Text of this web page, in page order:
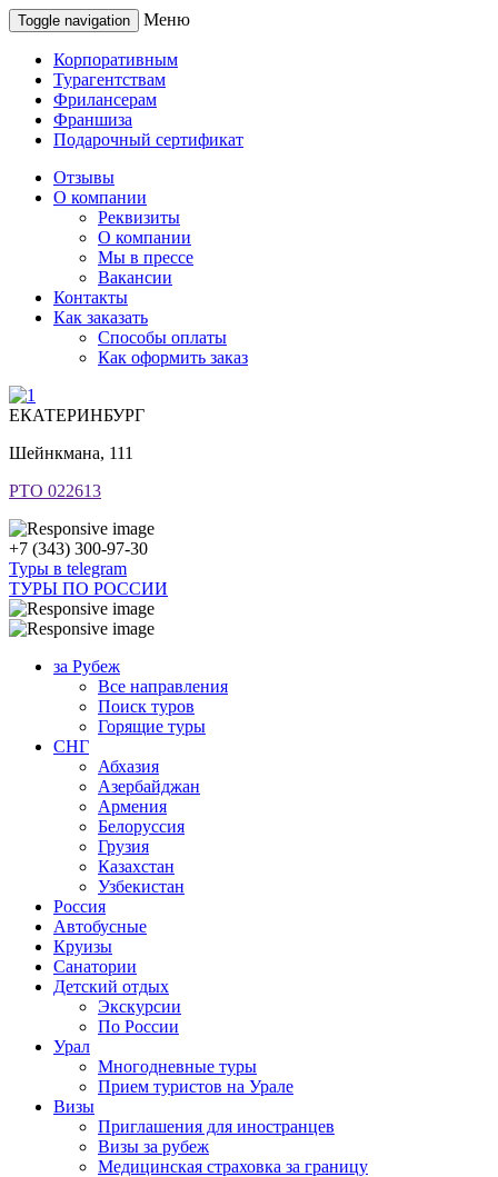
Toggle navigation Меню
Корпоративным
Турагентствам
Фрилансерам
Франшиза
Подарочный сертификат
Отзывы
О компании
Реквизиты
О компании
Мы в прессе
Вакансии
Контакты
Как заказать
Способы оплаты
Как оформить заказ
ЕКАТЕРИНБУРГ
Шейнкмана, 111
РТО 022613
+7 (343) 300-97-30
Туры в telegram
ТУРЫ ПО РОССИИ
за Рубеж
Все направления
Поиск туров
Горящие туры
СНГ
Абхазия
Азербайджан
Армения
Белоруссия
Грузия
Казахстан
Узбекистан
Россия
Автобусные
Круизы
Санатории
Детский отдых
Экскурсии
По России
Урал
Многодневные туры
Прием туристов на Урале
Визы
Приглашения для иностранцев
Визы за рубеж
Медицинская страховка за границу